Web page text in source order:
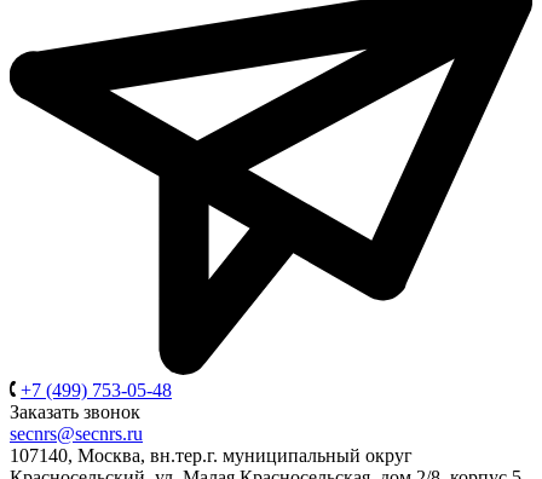
+7 (499) 753-05-48
Заказать звонок
secnrs@secnrs.ru
107140, Москва, вн.тер.г. муниципальный округ